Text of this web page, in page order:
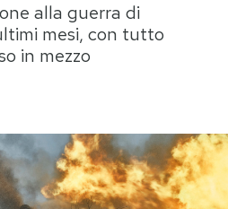
Storie/Idee
Ok Boomer!
Media
Mondiali calcio 2026
alla guerra di
mesi, con tutto
in mezzo